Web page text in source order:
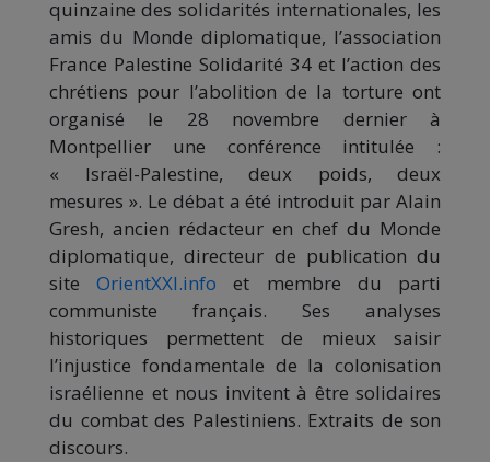
quinzaine des solidarités internationales, les
amis du Monde diplomatique, l’association
France Palestine Solidarité 34 et l’action des
chrétiens pour l’abolition de la torture ont
organisé le 28 novembre dernier à
Montpellier une conférence intitulée :
« Israël-Palestine, deux poids, deux
mesures ». Le débat a été introduit par Alain
Gresh, ancien rédacteur en chef du Monde
diplomatique, directeur de publication du
siteOrientXXI.info et membre du parti
communiste français. Ses analyses
historiques permettent de mieux saisir
l’injustice fondamentale de la colonisation
israélienne et nous invitent à être solidaires
du combat des Palestiniens. Extraits de son
discours.